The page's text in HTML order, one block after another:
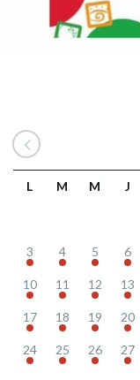
L M M J
3 4 5 6
10 11 12 13
17 18 19 20
24 25 26 27